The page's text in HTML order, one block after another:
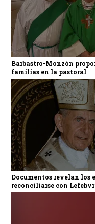
Barbastro-Monzón
familias en la pastoral
Documentos revelan los
reconciliarse con